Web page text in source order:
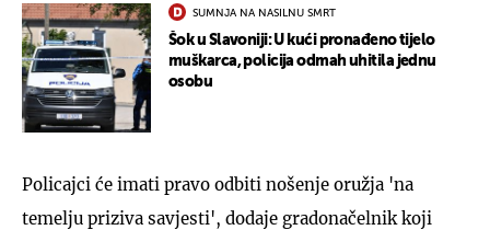
SUMNJA NA NASILNU SMRT
Šok u Slavoniji: U kući pronađeno tijelo
muškarca, policija odmah uhitila jednu
osobu
Policajci će imati pravo odbiti nošenje oružja 'na
temelju priziva savjesti', dodaje gradonačelnik koji